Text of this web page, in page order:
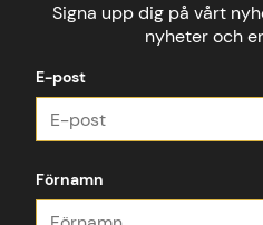
Signa upp dig på vårt
nyheter och
E-post
Förnamn